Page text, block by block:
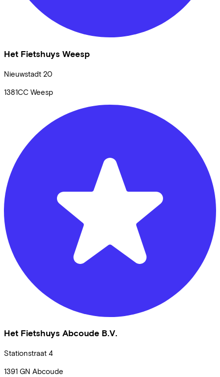
Het Fietshuys Weesp
Nieuwstadt 20
1381CC Weesp
Het Fietshuys Abcoude B.V.
Stationstraat 4
1391 GN Abcoude